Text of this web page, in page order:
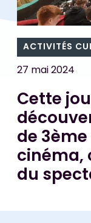
ACTIVITÉS
27 mai 2024
Cette
de
cinéma,
du